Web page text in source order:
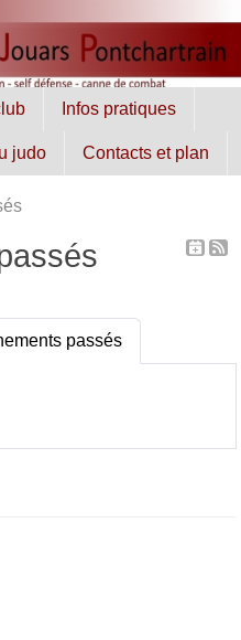
Infos pratiques
judo Contacts et plan
passés